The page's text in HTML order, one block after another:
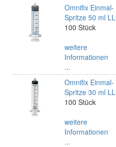
Omnifix Einmal-
Spritze 50 ml LL
100 Stück
weitere
Informationen
...
Omnifix Einmal-
Spritze 30 ml LL
100 Stück
weitere
Informationen
...